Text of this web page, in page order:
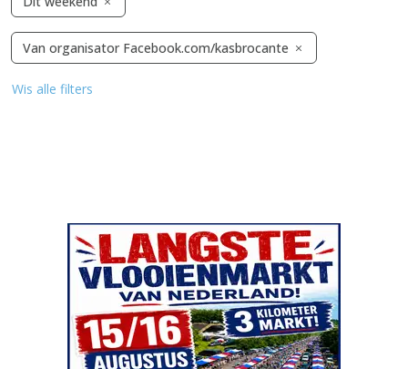
Van organisator Facebook.com/kasbrocante
Wis alle filters